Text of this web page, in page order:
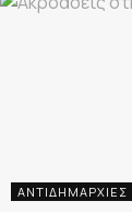
ΑΝΤΙΔΗΜΑΡΧΊΕΣ